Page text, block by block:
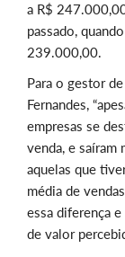
a R$
passado,
239.000,00.
Para o gestor
Fernandes,
empresas se
venda, e
aquelas que
média de
essa diferença
de valor